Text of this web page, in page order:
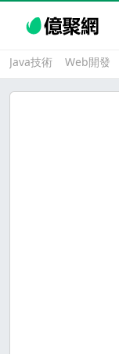
Java技術 Web開發